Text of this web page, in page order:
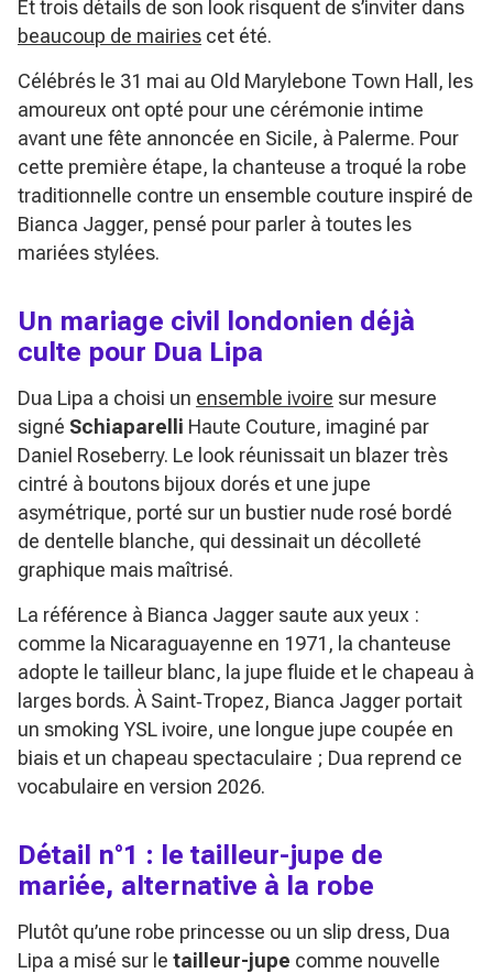
Et trois détails de son look risquent de s’inviter dans
beaucoup de mairies cet été.
Célébrés le 31 mai au Old Marylebone Town Hall, les
amoureux ont opté pour une cérémonie intime
avant une fête annoncée en Sicile, à Palerme. Pour
cette première étape, la chanteuse a troqué la robe
traditionnelle contre un ensemble couture inspiré de
Bianca Jagger, pensé pour parler à toutes les
mariées stylées.
Un mariage civil londonien déjà
culte pour Dua Lipa
Dua Lipa a choisi un ensemble ivoire sur mesure
signé Schiaparelli Haute Couture, imaginé par
Daniel Roseberry. Le look réunissait un blazer très
cintré à boutons bijoux dorés et une jupe
asymétrique, porté sur un bustier nude rosé bordé
de dentelle blanche, qui dessinait un décolleté
graphique mais maîtrisé.
La référence à Bianca Jagger saute aux yeux :
comme la Nicaraguayenne en 1971, la chanteuse
adopte le tailleur blanc, la jupe fluide et le chapeau à
larges bords. À Saint‑Tropez, Bianca Jagger portait
un smoking YSL ivoire, une longue jupe coupée en
biais et un chapeau spectaculaire ; Dua reprend ce
vocabulaire en version 2026.
Détail n°1 : le tailleur-jupe de
mariée, alternative à la robe
Plutôt qu’une robe princesse ou un slip dress, Dua
Lipa a misé sur le tailleur-jupe comme nouvelle